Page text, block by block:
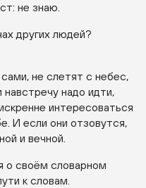
не знаю.
других людей?
не слетят с небес,
надо идти,
интересоваться
И если они отзовутся,
и вечной.
о своём словарном
к словам.